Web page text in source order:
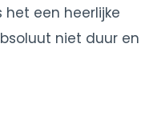
een heerlijke
niet duur en